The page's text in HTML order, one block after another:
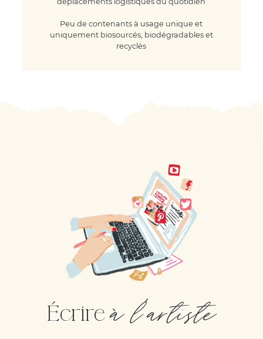
Peu de contenants à usage unique et
uniquement biosourcés, biodégradables et
recyclés
Écrire à l'artiste